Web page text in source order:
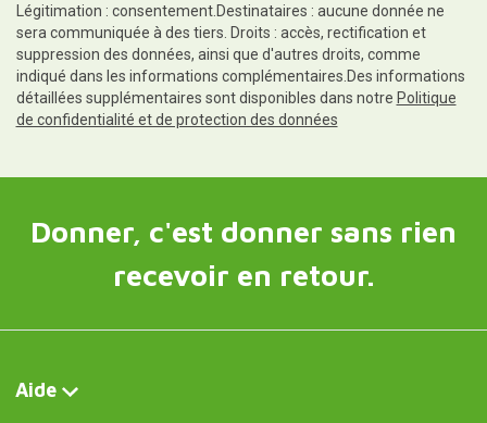
Légitimation : consentement.Destinataires : aucune donnée ne
sera communiquée à des tiers. Droits : accès, rectification et
suppression des données, ainsi que d'autres droits, comme
indiqué dans les informations complémentaires.Des informations
détaillées supplémentaires sont disponibles dans notre Politique
de confidentialité et de protection des données
Donner, c'est donner sans rien
recevoir en retour.
Aide